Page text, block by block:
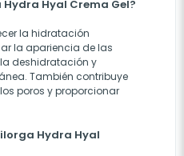
Hyal Crema Gel?
la hidratación
la apariencia de las
deshidratación y
También contribuye
poros y proporcionar
Hydra Hyal